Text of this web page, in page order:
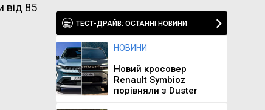
від 85
ТЕСТ-ДРАЙВ: ОСТАННІ НОВИНИ
НОВИНИ
Новий кросовер
Renault Symbioz
порівняли з Duster